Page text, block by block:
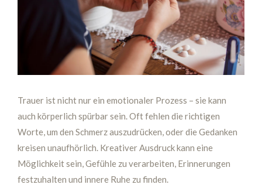
Trauer ist nicht nur ein emotionaler Prozess – sie kann
auch körperlich spürbar sein. Oft fehlen die richtigen
Worte, um den Schmerz auszudrücken, oder die Gedanken
kreisen unaufhörlich. Kreativer Ausdruck kann eine
Möglichkeit sein, Gefühle zu verarbeiten, Erinnerungen
festzuhalten und innere Ruhe zu finden.